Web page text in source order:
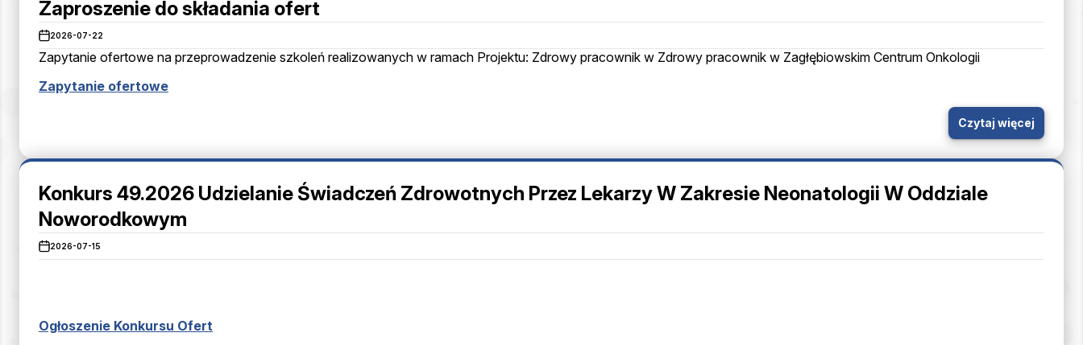
Zaproszenie do składania ofert
2026-07-22
Zapytanie ofertowe na przeprowadzenie szkoleń realizowanych w ramach Projektu: Zdrowy pracownik w Zdrowy pracownik w Zagłębiowskim Centrum Onkologii
Zapytanie ofertowe
Czytaj więcej
Konkurs 49.2026 Udzielanie Świadczeń Zdrowotnych Przez Lekarzy W Zakresie Neonatologii W Oddziale
Noworodkowym
2026-07-15
Ogłoszenie Konkursu Ofert